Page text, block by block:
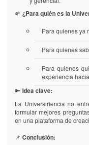
🌱 ¿Para quién es la
Para quienes ya
Para quienes
Para quienes
experiencia
🔑Idea clave:
La Universiriencia no
formular mejores
en una plataforma de
📌 Conclusión: